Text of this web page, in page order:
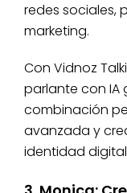
redes sociales,
marketing.
Con Vidnoz
parlante con IA
combinación
avanzada y
identidad